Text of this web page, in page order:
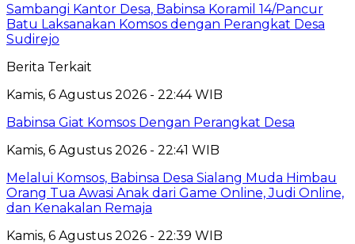
Sambangi Kantor Desa, Babinsa Koramil 14/Pancur
Batu Laksanakan Komsos dengan Perangkat Desa
Sudirejo
Berita Terkait
Kamis, 6 Agustus 2026 - 22:44 WIB
Babinsa Giat Komsos Dengan Perangkat Desa
Kamis, 6 Agustus 2026 - 22:41 WIB
Melalui Komsos, Babinsa Desa Sialang Muda Himbau
Orang Tua Awasi Anak dari Game Online, Judi Online,
dan Kenakalan Remaja
Kamis, 6 Agustus 2026 - 22:39 WIB